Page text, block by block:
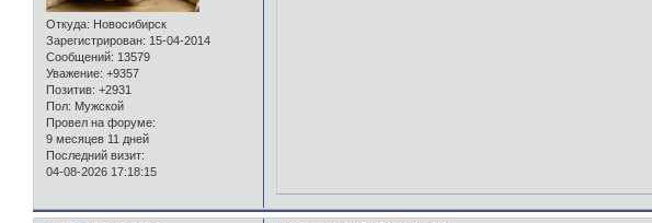
Откуда: Новосибирск
Зарегистрирован: 15-04-2014
Сообщений: 13579
Уважение: +9357
Позитив: +2931
Пол: Мужской
Провел на форуме:
9 месяцев 11 дней
Последний визит:
04-08-2026 17:18:15